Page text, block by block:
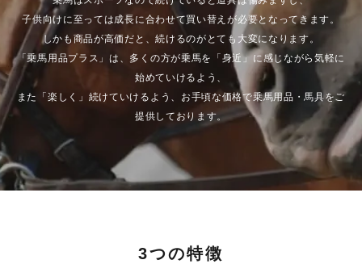
子供向けに至っては成長に合わせて買い替えが必要となってきます。
しかも商品が高価だと、続けるのがとても大変になります。
「乗馬用品プラス」は、多くの方が乗馬を「身近」に感じながら気軽に
始めていけるよう、
また「楽しく」続けていけるよう、お手頃な価格で乗馬用品・馬具をご
提供しております。
3つの特徴